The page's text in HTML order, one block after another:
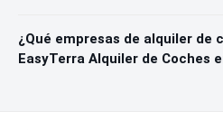
¿Qué empresas de alquiler de
EasyTerra Alquiler de Coches